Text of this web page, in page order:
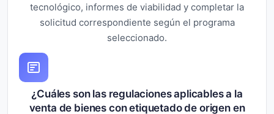
tecnológico, informes de viabilidad y completar la
solicitud correspondiente según el programa
seleccionado.
¿Cuáles son las regulaciones aplicables a la
venta de bienes con etiquetado de origen en